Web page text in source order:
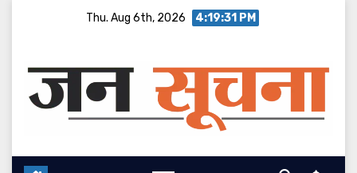
Thu. Aug 6th, 2026 4:19:32 PM